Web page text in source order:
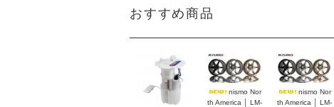
おすすめ商品
nismo Nor
th America │ LM-
nismo Nor
th America │ LM-